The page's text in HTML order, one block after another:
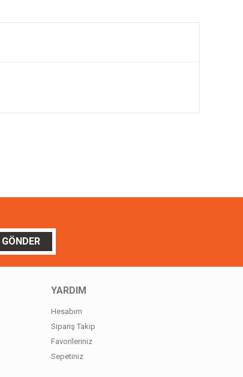
GÖNDER
YARDIM
Hesabım
Sipariş Takip
Favorileriniz
Sepetiniz